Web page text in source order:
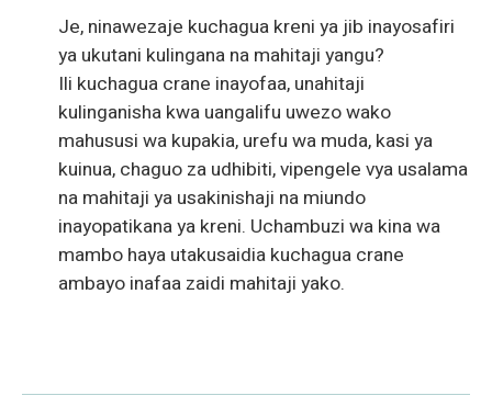
Je, ninawezaje kuchagua kreni ya jib inayosafiri
ya ukutani kulingana na mahitaji yangu?
Ili kuchagua crane inayofaa, unahitaji
kulinganisha kwa uangalifu uwezo wako
mahususi wa kupakia, urefu wa muda, kasi ya
kuinua, chaguo za udhibiti, vipengele vya usalama
na mahitaji ya usakinishaji na miundo
inayopatikana ya kreni. Uchambuzi wa kina wa
mambo haya utakusaidia kuchagua crane
ambayo inafaa zaidi mahitaji yako.